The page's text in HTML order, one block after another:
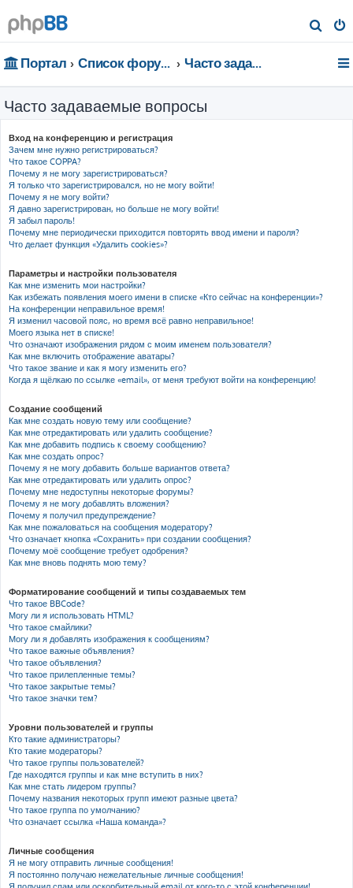
о
Портал Список форумов Часто задаваемые вопросы
Часто задаваемые вопросы
Вход на конференцию и регистрация
Зачем мне нужно регистрироваться?
Что такое COPPA?
Почему я не могу зарегистрироваться?
Я только что зарегистрировался, но не могу войти!
Почему я не могу войти?
Я давно зарегистрирован, но больше не могу войти!
Я забыл пароль!
Почему мне периодически приходится повторять ввод имени и пароля?
Что делает функция «Удалить cookies»?
Параметры и настройки пользователя
Как мне изменить мои настройки?
Как избежать появления моего имени в списке «Кто сейчас на конференции»?
На конференции неправильное время!
Я изменил часовой пояс, но время всё равно неправильное!
Моего языка нет в списке!
Что означают изображения рядом с моим именем пользователя?
Как мне включить отображение аватары?
Что такое звание и как я могу изменить его?
Когда я щёлкаю по ссылке «email», от меня требуют войти на конференцию!
Создание сообщений
Как мне создать новую тему или сообщение?
Как мне отредактировать или удалить сообщение?
Как мне добавить подпись к своему сообщению?
Как мне создать опрос?
Почему я не могу добавить больше вариантов ответа?
Как мне отредактировать или удалить опрос?
Почему мне недоступны некоторые форумы?
Почему я не могу добавлять вложения?
Почему я получил предупреждение?
Как мне пожаловаться на сообщения модератору?
Что означает кнопка «Сохранить» при создании сообщения?
Почему моё сообщение требует одобрения?
Как мне вновь поднять мою тему?
Форматирование сообщений и типы создаваемых тем
Что такое BBCode?
Могу ли я использовать HTML?
Что такое смайлики?
Могу ли я добавлять изображения к сообщениям?
Что такое важные объявления?
Что такое объявления?
Что такое прилепленные темы?
Что такое закрытые темы?
Что такое значки тем?
Уровни пользователей и группы
Кто такие администраторы?
Кто такие модераторы?
Что такое группы пользователей?
Где находятся группы и как мне вступить в них?
Как мне стать лидером группы?
Почему названия некоторых групп имеют разные цвета?
Что такое группа по умолчанию?
Что означает ссылка «Наша команда»?
Личные сообщения
Я не могу отправить личные сообщения!
Я постоянно получаю нежелательные личные сообщения!